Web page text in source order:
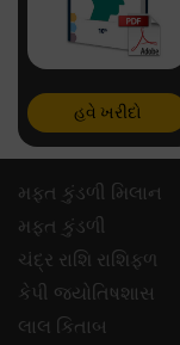
હવે ખરીદો
મફ્ત કુંડળી મિલાન
મફ્ત કુંડળી
ચંદ્ર રાશિ રાશિફળ
કેપી જ્યોતિષશાસ
લાલ કિતાબ